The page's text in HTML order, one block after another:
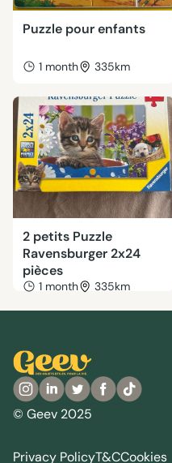
Puzzle pour enfants
1 month 335km
2 petits Puzzle
Ravensburger 2x24
pièces
1 month 335km
© Geev 2025
Privacy PolicyT&CCookies